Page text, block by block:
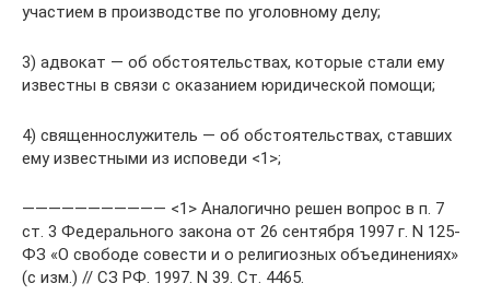
участием в производстве по уголовному делу;
3) адвокат — об обстоятельствах, которые стали ему
известны в связи с оказанием юридической помощи;
4) священнослужитель — об обстоятельствах, ставших
ему известными из исповеди <1>;
——————————— <1> Аналогично решен вопрос в п. 7
ст. 3 Федерального закона от 26 сентября 1997 г. N 125-
ФЗ «О свободе совести и о религиозных объединениях»
(с изм.) // СЗ РФ. 1997. N 39. Ст. 4465.